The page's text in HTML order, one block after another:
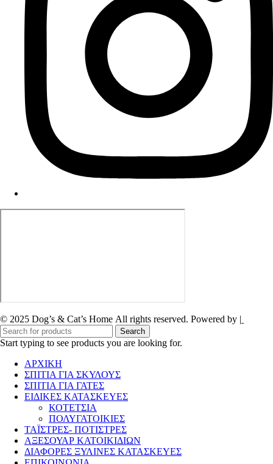
© 2025 Dog’s & Cat’s Home All rights reserved. Powered by |
Search
Start typing to see products you are looking for.
ΑΡΧΙΚΗ
ΣΠΙΤΙΑ ΓΙΑ ΣΚΥΛΟΥΣ
ΣΠΙΤΙΑ ΓΙΑ ΓΑΤΕΣ
ΕΙΔΙΚΕΣ ΚΑΤΑΣΚΕΥΕΣ
ΚΟΤΕΤΣΙΑ
ΠΟΛΥΓΑΤΟΙΚΙΕΣ
ΤΑΪΣΤΡΕΣ- ΠΟΤΙΣΤΡΕΣ
ΑΞΕΣΟΥΑΡ ΚΑΤΟΙΚΙΔΙΩΝ
ΔΙΑΦΟΡΕΣ ΞΥΛΙΝΕΣ ΚΑΤΑΣΚΕΥΕΣ